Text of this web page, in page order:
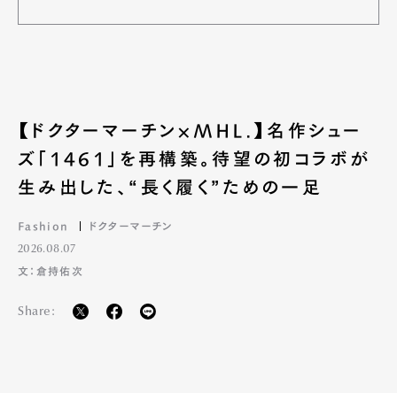
【ドクターマーチン×MHL.】名作シュー
ズ「1461」を再構築。待望の初コラボが
生み出した、“長く履く”ための一足
Fashion ドクターマーチン
2026.08.07
文：倉持佑次
Share: